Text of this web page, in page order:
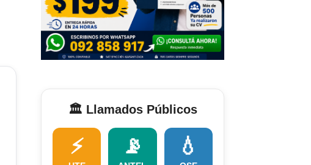
🏛️ Llamados Públicos
⚡ 📡 💧